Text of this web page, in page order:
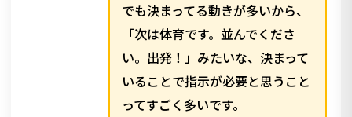
でも決まってる動きが多いから、
「次は体育です。並んでくださ
い。出発！」みたいな、決まって
いることで指示が必要と思うこと
ってすごく多いです。